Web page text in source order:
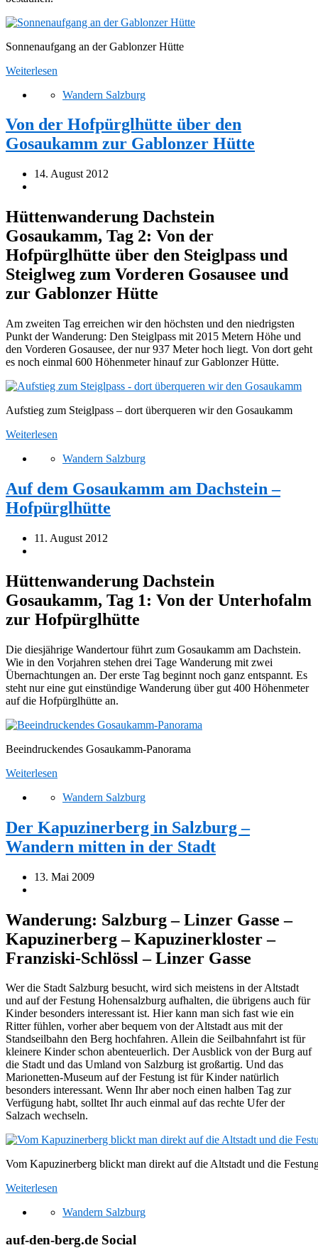
Sonnenaufgang an der Gablonzer Hütte
Weiterlesen
Wandern Salzburg
Von der Hofpürglhütte über den
Gosaukamm zur Gablonzer Hütte
14. August 2012
Hüttenwanderung Dachstein
Gosaukamm, Tag 2: Von der
Hofpürglhütte über den Steiglpass und
Steiglweg zum Vorderen Gosausee und
zur Gablonzer Hütte
Am zweiten Tag erreichen wir den höchsten und den niedrigsten
Punkt der Wanderung: Den Steiglpass mit 2015 Metern Höhe und
den Vorderen Gosausee, der nur 937 Meter hoch liegt. Von dort geht
es noch einmal 600 Höhenmeter hinauf zur Gablonzer Hütte.
Aufstieg zum Steiglpass – dort überqueren wir den Gosaukamm
Weiterlesen
Wandern Salzburg
Auf dem Gosaukamm am Dachstein –
Hofpürglhütte
11. August 2012
Hüttenwanderung Dachstein
Gosaukamm, Tag 1: Von der Unterhofalm
zur Hofpürglhütte
Die diesjährige Wandertour führt zum Gosaukamm am Dachstein.
Wie in den Vorjahren stehen drei Tage Wanderung mit zwei
Übernachtungen an. Der erste Tag beginnt noch ganz entspannt. Es
steht nur eine gut einstündige Wanderung über gut 400 Höhenmeter
auf die Hofpürglhütte an.
Beeindruckendes Gosaukamm-Panorama
Weiterlesen
Wandern Salzburg
Der Kapuzinerberg in Salzburg –
Wandern mitten in der Stadt
13. Mai 2009
Wanderung: Salzburg – Linzer Gasse –
Kapuzinerberg – Kapuzinerkloster –
Franziski-Schlössl – Linzer Gasse
Wer die Stadt Salzburg besucht, wird sich meistens in der Altstadt
und auf der Festung Hohensalzburg aufhalten, die übrigens auch für
Kinder besonders interessant ist. Hier kann man sich fast wie ein
Ritter fühlen, vorher aber bequem von der Altstadt aus mit der
Standseilbahn den Berg hochfahren. Allein die Seilbahnfahrt ist für
kleinere Kinder schon abenteuerlich. Der Ausblick von der Burg auf
die Stadt und das Umland von Salzburg ist großartig. Und das
Marionetten-Museum auf der Festung ist für Kinder natürlich
besonders interessant. Wenn Ihr aber noch einen halben Tag zur
Verfügung habt, solltet Ihr auch einmal auf das rechte Ufer der
Salzach wechseln.
Vom Kapuzinerberg blickt man direkt auf die Altstadt und die
Weiterlesen
Wandern Salzburg
auf-den-berg.de Social